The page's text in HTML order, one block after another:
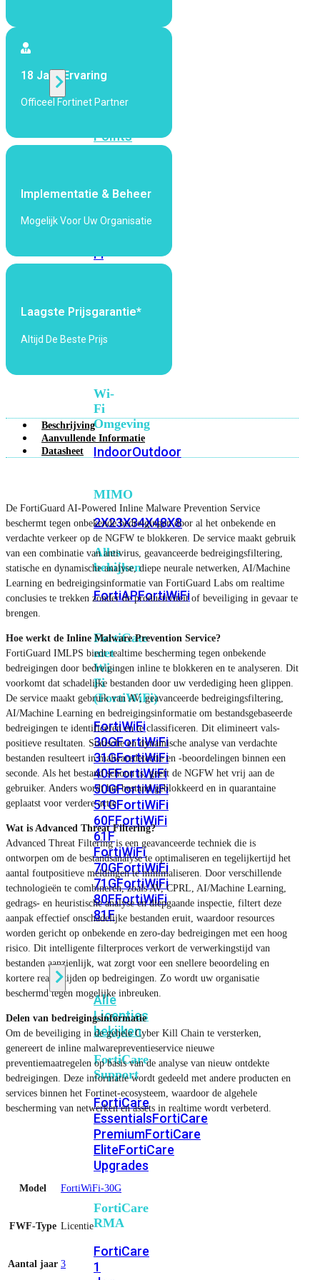
Alle
Points
Fi
Fi
Fi
6E
Fi
Wi-
Fi
Omgeving
IndoorOutdoor
MIMO
2X23X34X48X8
Alles
bekijken
FortiAPFortiWiFi
FortiGate
met
Wi-
Fi
(FortiWiFi)
FortiWiFi
30GFortiWiFi
31GFortiWiFi
40FFortiWiFi
50GFortiWiFi
51GFortiWiFi
60FFortiWiFi
61F
FortiWiFi
70GFortiWiFi
71GFortiWiFi
80FFortiWiFi
81F
Licentie
Alle
Licenties
bekijken
FortiCare
Support
FortiCare
EssentialsFortiCare
PremiumFortiCare
EliteFortiCare
Upgrades
FortiCare
RMA
FortiCare
1
18 Jaar Ervaring
Officeel Fortinet Partner
Implementatie & Beheer
Mogelijk Voor Uw Organisatie
Laagste Prijsgarantie*
Altijd De Beste Prijs
Beschrijving
Aanvullende Informatie
Datasheet
De FortiGuard AI-Powered Inline Malware Prevention Service
beschermt tegen onbekende bedreigingen door al het onbekende en
verdachte verkeer op de NGFW te blokkeren. De service maakt gebruik
van een combinatie van antivirus, geavanceerde bedreigingsfiltering,
statische en dynamische analyse, diepe neurale netwerken, AI/Machine
Learning en bedreigingsinformatie van FortiGuard Labs om realtime
conclusies te trekken zonder de productiviteit of beveiliging in gevaar te
brengen.
Hoe werkt de Inline Malware Prevention Service?
FortiGuard IMLPS biedt realtime bescherming tegen onbekende
bedreigingen door bedreigingen inline te blokkeren en te analyseren. Dit
voorkomt dat schadelijke bestanden door uw verdediging heen glippen.
De service maakt gebruik van AV, geavanceerde bedreigingsfiltering,
AI/Machine Learning en bedreigingsinformatie om bestandsgebaseerde
bedreigingen te identificeren en te classificeren. Dit elimineert vals-
positieve resultaten. Statische en dynamische analyse van verdachte
bestanden resulteert in malwaredetectie en -beoordelingen binnen een
seconde. Als het bestand schoon is, geeft de NGFW het vrij aan de
gebruiker. Anders wordt het bestand geblokkeerd en in quarantaine
geplaatst voor verdere actie.
Wat is Advanced Threat Filtering?
Advanced Threat Filtering is een geavanceerde techniek die is
ontworpen om de bestandsanalyse te optimaliseren en tegelijkertijd het
aantal foutpositieve meldingen te minimaliseren. Door verschillende
technologieën te combineren, zoals AV, CPRL, AI/Machine Learning,
gedrags- en heuristische analyse en diepgaande inspectie, filtert deze
aanpak effectief onschadelijke bestanden eruit, waardoor resources
worden gericht op onbekende en zero-day bedreigingen met een hoog
risico. Dit intelligente filterproces verkort de verwerkingstijd van
bestanden aanzienlijk, wat zorgt voor een snellere beoordeling en
kortere reactietijden op bedreigingen. Zo wordt uw organisatie
beschermd tegen mogelijke inbreuken.
Delen van bedreigingsinformatie
Om de beveiliging in de gehele Cyber ​​Kill Chain te versterken,
genereert de inline malwarepreventieservice nieuwe
preventiemaatregelen op basis van de analyse van nieuw ontdekte
bedreigingen. Deze informatie wordt gedeeld met andere producten en
services binnen het Fortinet-ecosysteem, waardoor de algehele
bescherming van netwerken en assets in realtime wordt verbeterd.
Model FortiWiFi-30G
FWF-Type Licentie
Aantal jaar 3